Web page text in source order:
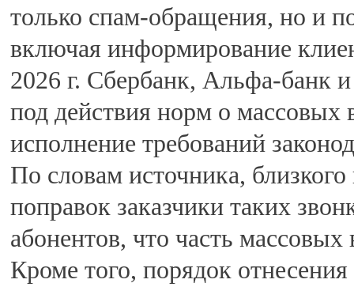
только спам-обращения, но и
включая информирование
2026 г. Сбербанк, Альфа-банк
под действия норм о массовых
исполнение требований
По словам источника,
поправок заказчики таких
абонентов, что часть
Кроме того, порядок